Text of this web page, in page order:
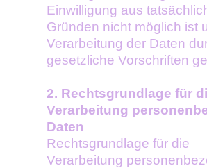
Einwilligung aus
Gründen nicht möglich ist
Verarbeitung der Daten
gesetzliche Vorschriften
2. Rechtsgrundlage für
Verarbeitung
Daten
Rechtsgrundlage für die
Verarbeitung